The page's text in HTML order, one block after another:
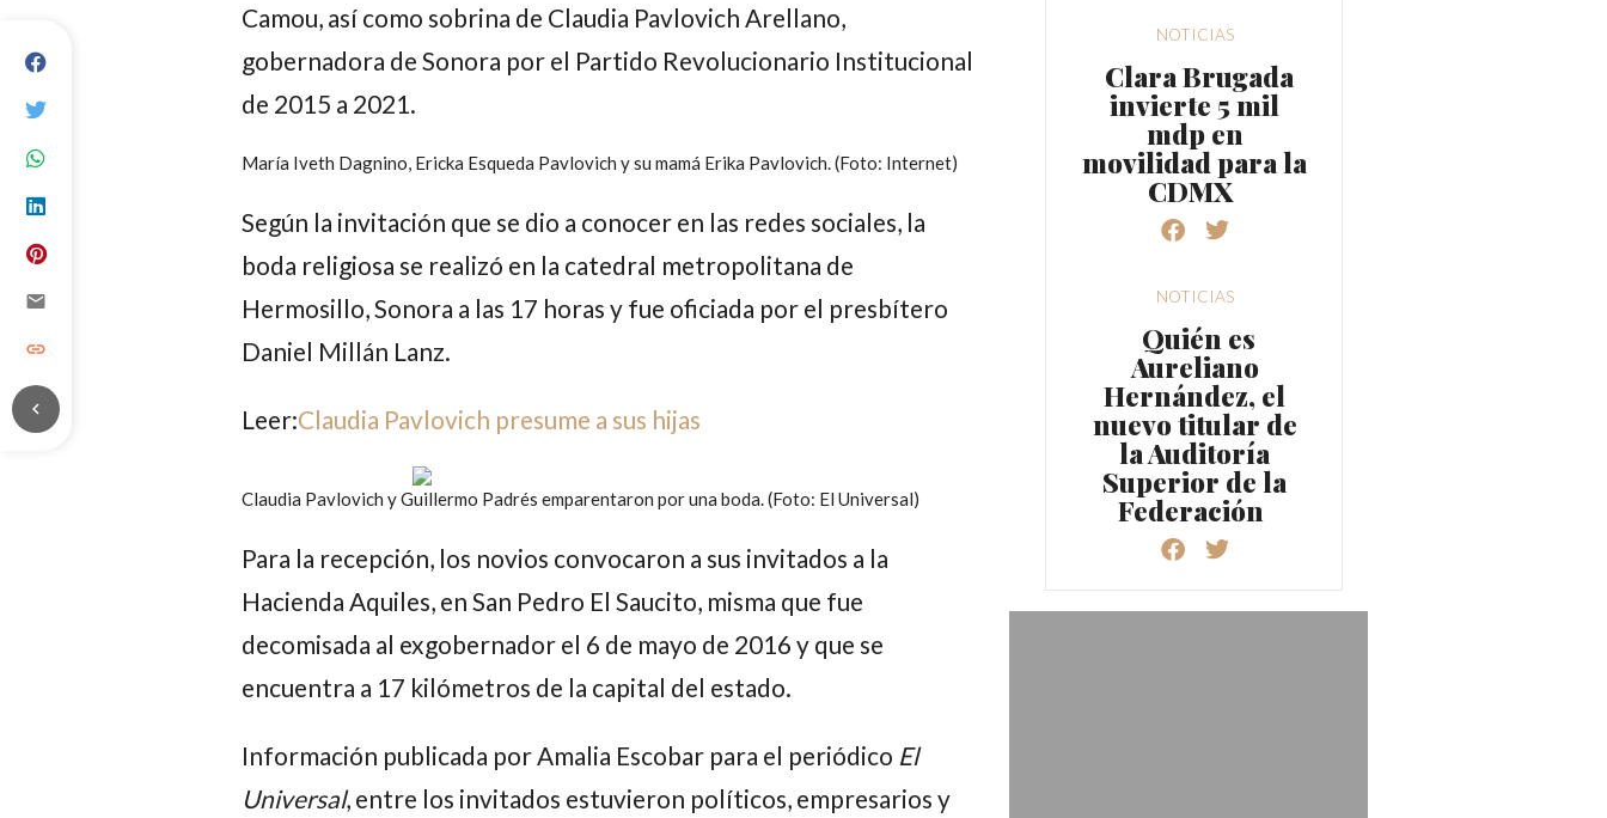
email
link
chevron_left
Camou, así como sobrina de Claudia Pavlovich Arellano,
gobernadora de Sonora por el Partido Revolucionario Institucional
de 2015 a 2021.
María Iveth Dagnino, Ericka Esqueda Pavlovich y su mamá Erika Pavlovich. (Foto: Internet)
Según la invitación que se dio a conocer en las redes sociales, la
boda religiosa se realizó en la catedral metropolitana de
Hermosillo, Sonora a las 17 horas y fue oficiada por el presbítero
Daniel Millán Lanz.
Leer:Claudia Pavlovich presume a sus hijas
Claudia Pavlovich y Guillermo Padrés emparentaron por una boda. (Foto: El Universal)
Para la recepción, los novios convocaron a sus invitados a la
Hacienda Aquiles, en San Pedro El Saucito, misma que fue
decomisada al exgobernador el 6 de mayo de 2016 y que se
encuentra a 17 kilómetros de la capital del estado.
Información publicada por Amalia Escobar para el periódico El
Universal, entre los invitados estuvieron políticos, empresarios y
NOTICIAS
Clara Brugada
invierte 5 mil
mdp en
movilidad para la
CDMX
NOTICIAS
Quién es
Aureliano
Hernández, el
nuevo titular de
la Auditoría
Superior de la
Federación